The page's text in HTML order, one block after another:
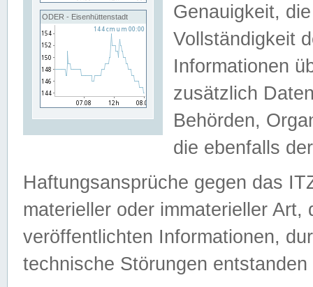
ODER - Eisenhüttenstadt
Genauigkeit,
Vollständigkeit
Informationen
zusätzlich
Behörden,
die ebenfalls
Haftungsansprüche gegen das
materieller oder immaterieller
veröffentlichten Informationen,
technische Störungen